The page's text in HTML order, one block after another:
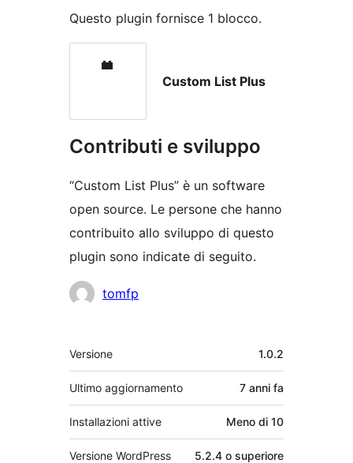
Questo plugin fornisce 1 blocco.
Custom List Plus
Contributi e sviluppo
“Custom List Plus” è un software
open source. Le persone che hanno
contribuito allo sviluppo di questo
plugin sono indicate di seguito.
Collaboratori
tomfp
Meta
Versione 1.0.2
Ultimo aggiornamento 7 anni fa
Installazioni attive Meno di 10
Versione WordPress 5.2.4 o superiore